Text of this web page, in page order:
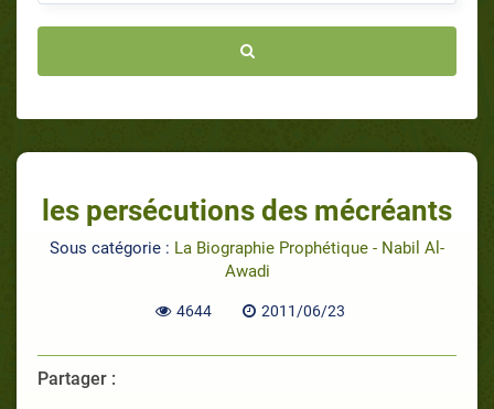
les persécutions des mécréants
Sous catégorie : La Biographie Prophétique - Nabil Al-
Awadi
4644 2011/06/23
Partager :